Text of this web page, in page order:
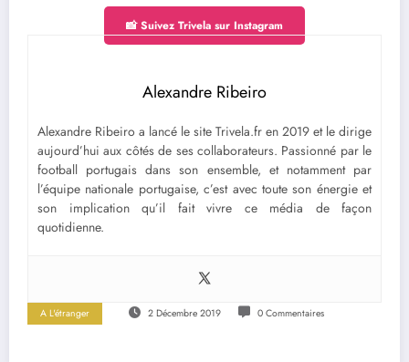
📸 Suivez Trivela sur Instagram
Alexandre Ribeiro
Alexandre Ribeiro a lancé le site Trivela.fr en 2019 et le dirige
aujourd’hui aux côtés de ses collaborateurs. Passionné par le
football portugais dans son ensemble, et notamment par
l’équipe nationale portugaise, c’est avec toute son énergie et
son implication qu’il fait vivre ce média de façon
quotidienne.
A L'étranger 2 Décembre 2019 0 Commentaires